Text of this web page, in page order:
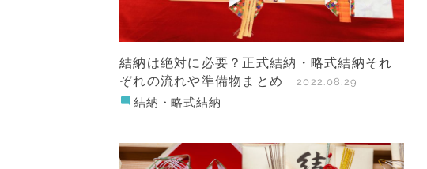
結納は絶対に必要？正式結納・略式結納それ
ぞれの流れや準備物まとめ
2022.08.29
結納・略式結納